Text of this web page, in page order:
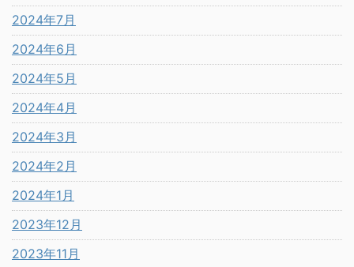
2024年7月
2024年6月
2024年5月
2024年4月
2024年3月
2024年2月
2024年1月
2023年12月
2023年11月